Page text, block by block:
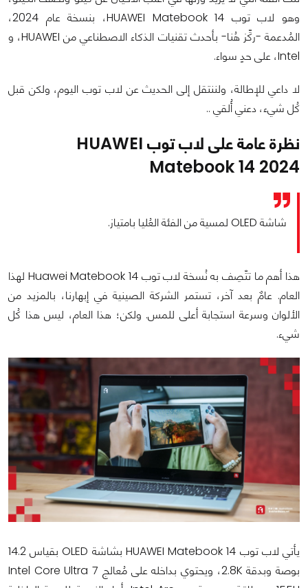
وهو لاب توب HUAWEI Matebook 14، بنسخة عام 2024،
المُدعمة -ركِّز هُنا- بأحدث تقنيات الذكاء الاصطناعي من HUAWEI، و
Intel، على حدٍ سواء.
لا داعي للإطالة، ولننتقل إلى الحديث عن لاب توب اليوم، ولكن قبل
كُل شيء، دعني أُلقي ..
نظرة عامة على لاب توب HUAWEI
Matebook 14 2024
شاشة OLED لمسية من الفئة العُليا بامتياز.
هذا أهم ما تتّصِف به نُسخة لاب توب Huawei Matebook 14 لهذا
العام. عامٌ بعد آخر، تستمر الشركة الصينية في إبهارنا، بالمزيد من
الألوان وسرعة استجابة أعلى للمس. ولكن؛ هذا العام، ليس هذا كُل
شيء.
يأتي لاب توب HUAWEI Matebook 14 بشاشة OLED بقياس 14.2
بوصة وبدقة 2.8K، ويحتوي بداخله على مُعالج Intel Core Ultra 7